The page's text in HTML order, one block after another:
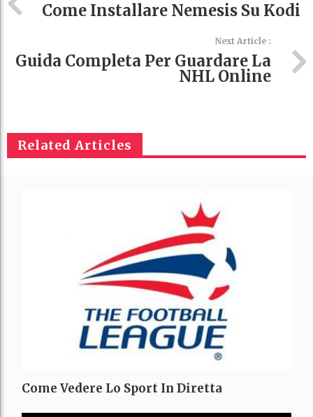
Come Installare Nemesis Su Kodi
Next Article :
Guida Completa Per Guardare La
NHL Online
Related Articles
Come Vedere Lo Sport In Diretta